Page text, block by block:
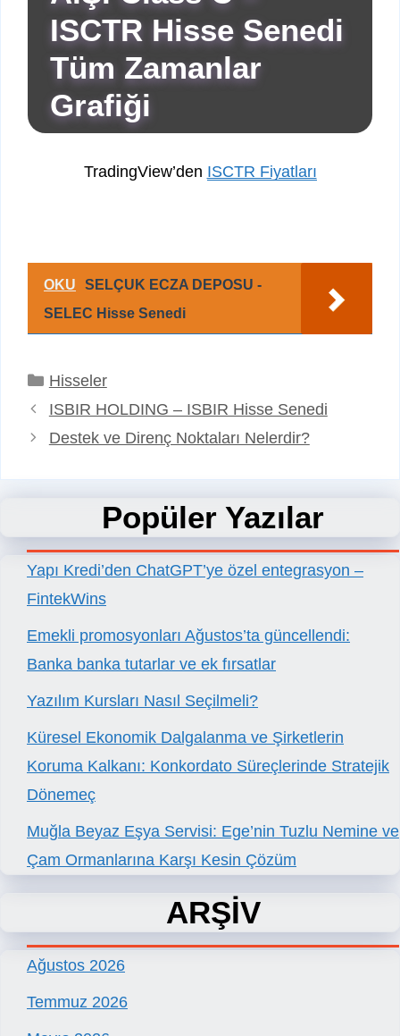
ISCTR Hisse Senedi
Tüm Zamanlar
Grafiği
TradingView’den ISCTR Fiyatları
OKU
SELÇUK ECZA DEPOSU -
SELEC Hisse Senedi
Kategoriler
Hisseler
ISBIR HOLDING – ISBIR Hisse Senedi
Destek ve Direnç Noktaları Nelerdir?
Popüler Yazılar
Yapı Kredi’den ChatGPT’ye özel entegrasyon –
FintekWins
Emekli promosyonları Ağustos’ta güncellendi:
Banka banka tutarlar ve ek fırsatlar
Yazılım Kursları Nasıl Seçilmeli?
Küresel Ekonomik Dalgalanma ve Şirketlerin
Koruma Kalkanı: Konkordato Süreçlerinde Stratejik
Dönemeç
Muğla Beyaz Eşya Servisi: Ege’nin Tuzlu Nemine ve
Çam Ormanlarına Karşı Kesin Çözüm
ARŞİV
Ağustos 2026
Temmuz 2026